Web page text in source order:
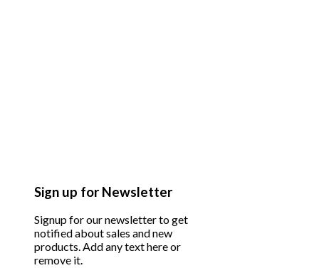
Sign up for Newsletter
Signup for our newsletter to get
notified about sales and new
products. Add any text here or
remove it.